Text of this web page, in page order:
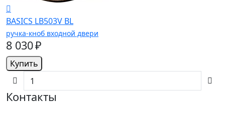
BASICS LB503V BL
ручка-кноб входной двери
8 030 ₽
Купить
Контакты